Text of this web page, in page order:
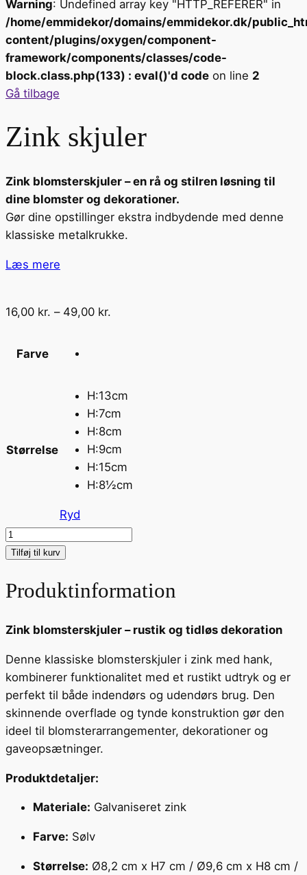
Warning: Undefined array key "HTTP_REFERER" in
/home/emmidekor/domains/emmidekor.dk/
content/plugins/oxygen/component-
framework/components/classes/code-
block.class.php(133) : eval()'d code on line 2
Gå tilbage
Zink skjuler
Zink blomsterskjuler – en rå og stilren løsning til
dine blomster og dekorationer.
Gør dine opstillinger ekstra indbydende med denne
klassiske metalkrukke.
Læs mere
16,00 kr. – 49,00 kr.
Farve
Størrelse
H:13cm
H:7cm
H:8cm
H:9cm
H:15cm
H:8½cm
Ryd
Zink
skjuler
Tilføj til kurv
Produktinformation
Zink blomsterskjuler – rustik og tidløs dekoration
Denne klassiske blomsterskjuler i zink med hank,
kombinerer funktionalitet med et rustikt udtryk og er
perfekt til både indendørs og udendørs brug. Den
skinnende overflade og tynde konstruktion gør den
ideel til blomsterarrangementer, dekorationer og
gaveopsætninger.
Produktdetaljer:
Materiale: Galvaniseret zink
Farve: Sølv
Størrelse: Ø8,2 cm x H7 cm / Ø9,6 cm x H8 cm /